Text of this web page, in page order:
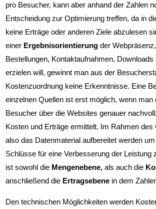
pro Besucher, kann aber anhand der Zahlen
Entscheidung zur Optimierung treffen, da in
keine Erträge oder anderen Ziele abzulesen
einer Ergebnisorientierung der
Bestellungen, Kontaktaufnahmen, Downloads
erzielen will, gewinnt man aus der
Kostenzuordnung keine Erkenntnisse. Eine
einzelnen Quellen ist erst möglich, wenn man
Besucher über die Websites genauer
Kosten und Erträge ermittelt. Im Rahmen des
also das Datenmaterial aufbereitet werden
Schlüsse für eine Verbesserung der Leistung
ist sowohl die Mengenebene, als auch die
anschließend die Ertragsebene in dem
Den technischen Möglichkeiten werden